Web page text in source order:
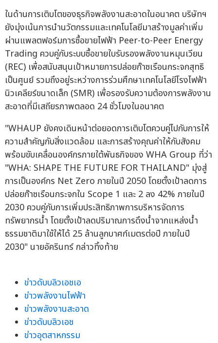
ในด้านการเติบโตของธุรกิจพลังงานสะอาดในอนาคต บริษัทฯ
ยังมุ่งเน้นการนำนวัตกรรมและเทคโนโลยีมาสร้างมูลค่าเพิ่ม
ผ่านแพลตฟอร์มการซื้อขายไฟฟ้า Peer-to-Peer Energy
Trading ควบคู่กับระบบซื้อขายใบรับรองพลังงานหมุนเวียน
(REC) เพื่อสนับสนุนเป้าหมายการปล่อยก๊าซเรือนกระจกสุทธิ
เป็นศูนย์ รวมถึงอยู่ระหว่างการร่วมศึกษาเทคโนโลยีโรงไฟฟ้า
นิวเคลียร์ขนาดเล็ก (SMR) เพื่อรองรับความต้องการพลังงาน
สะอาดที่มีเสถียรภาพตลอด 24 ชั่วโมงในอนาคต
"WHAUP ยังคงเดินหน้าต่อยอดการเติบโตควบคู่ไปกับการให้
ความสำคัญกับสิ่งแวดล้อม และการสร้างคุณค่าให้กับสังคม
พร้อมขับเคลื่อนองค์กรภายใต้พันธกิจของ WHA Group ที่ว่า
"WHA: SHAPE THE FUTURE FOR THAILAND" มุ่งสู่
การเป็นองค์กร Net Zero ภายในปี 2050 โดยตั้งเป้าลดการ
ปล่อยก๊าซเรือนกระจกใน Scope 1 และ 2 ลง 42% ภายในปี
2030 ควบคู่กับการเพิ่มประสิทธิภาพการบริหารจัดการ
ทรัพยากรน้ำ โดยตั้งเป้าลดปริมาณการดึงน้ำจากแหล่งน้ำ
ธรรมชาติมาใช้ให้ได้ 25 ล้านลูกบาศก์เมตรต่อปี ภายในปี
2030" นายอัครินทร์ กล่าวทิ้งท้าย
ข่าวดับบลิวเอชเอ
ข่าวพลังงานไฟฟ้า
ข่าวพลังงานสะอาด
ข่าวดับบลิวเอช
ข่าวอุตสาหกรรม